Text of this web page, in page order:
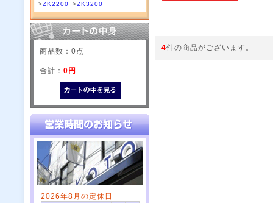
>ZK2200 >ZK3200
商品数：0点
合計： 0円
2026年8月の定休日
4件の商品がございます。